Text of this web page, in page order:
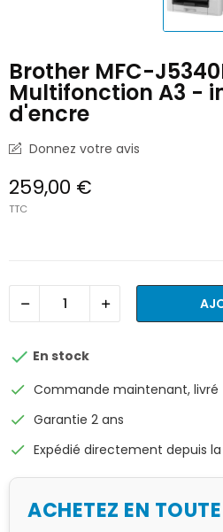
Brother MFC-
Multifonction A3 -
d'encre
Donnez votre avis
259,00 €
TTC
 En stock
check Commande maintenant, livré
check Garantie 2 ans
check Expédié directement depuis la
ACHETEZ EN